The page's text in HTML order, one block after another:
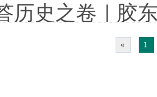
历史之卷｜胶
« 1